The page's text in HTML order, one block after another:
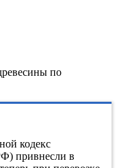
по
кодекс
привнесли в